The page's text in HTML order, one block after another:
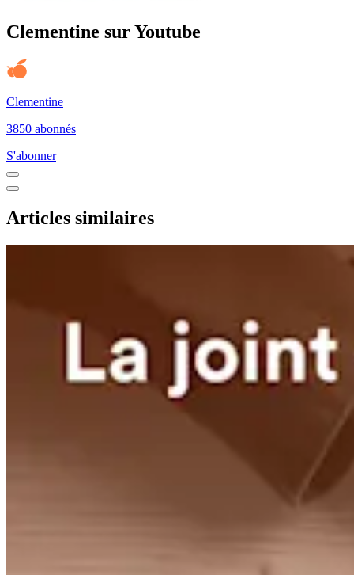
Clementine sur Youtube
Clementine
3850 abonnés
S'abonner
Articles similaires